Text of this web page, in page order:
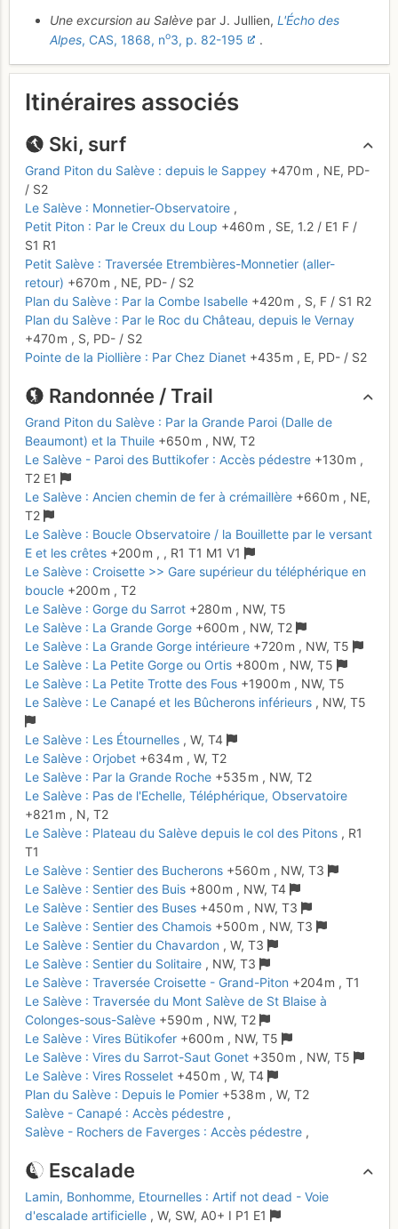
Une excursion au Salève par J. Jullien, L'Écho des
Alpes, CAS, 1868, no3, p. 82-195 .
Itinéraires associés
Ski, surf
Grand Piton du Salève : depuis le Sappey +470 m , NE, PD-
/ S2
Le Salève : Monnetier-Observatoire ,
Petit Piton : Par le Creux du Loup +460 m , SE, 1.2 / E1 F /
S1 R1
Petit Salève : Traversée Etrembières-Monnetier (aller-
retour) +670 m , NE, PD- / S2
Plan du Salève : Par la Combe Isabelle +420 m , S, F / S1 R2
Plan du Salève : Par le Roc du Château, depuis le Vernay
+470 m , S, PD- / S2
Pointe de la Piollière : Par Chez Dianet +435 m , E, PD- / S2
Randonnée / Trail
Grand Piton du Salève : Par la Grande Paroi (Dalle de
Beaumont) et la Thuile +650 m , NW, T2
Le Salève - Paroi des Buttikofer : Accès pédestre +130 m ,
T2 E1
Le Salève : Ancien chemin de fer à crémaillère +660 m , NE,
T2
Le Salève : Boucle Observatoire / la Bouillette par le versant
E et les crêtes +200 m , , R1 T1 M1 V1
Le Salève : Croisette >> Gare supérieur du téléphérique en
boucle +200 m , T2
Le Salève : Gorge du Sarrot +280 m , NW, T5
Le Salève : La Grande Gorge +600 m , NW, T2
Le Salève : La Grande Gorge intérieure +720 m , NW, T5
Le Salève : La Petite Gorge ou Ortis +800 m , NW, T5
Le Salève : La Petite Trotte des Fous +1900 m , NW, T5
Le Salève : Le Canapé et les Bûcherons inférieurs , NW, T5
Le Salève : Les Étournelles , W, T4
Le Salève : Orjobet +634 m , W, T2
Le Salève : Par la Grande Roche +535 m , NW, T2
Le Salève : Pas de l'Echelle, Téléphérique, Observatoire
+821 m , N, T2
Le Salève : Plateau du Salève depuis le col des Pitons , R1
T1
Le Salève : Sentier des Bucherons +560 m , NW, T3
Le Salève : Sentier des Buis +800 m , NW, T4
Le Salève : Sentier des Buses +450 m , NW, T3
Le Salève : Sentier des Chamois +500 m , NW, T3
Le Salève : Sentier du Chavardon , W, T3
Le Salève : Sentier du Solitaire , NW, T3
Le Salève : Traversée Croisette - Grand-Piton +204 m , T1
Le Salève : Traversée du Mont Salève de St Blaise à
Colonges-sous-Salève +590 m , NW, T2
Le Salève : Vires Bütikofer +600 m , NW, T5
Le Salève : Vires du Sarrot-Saut Gonet +350 m , NW, T5
Le Salève : Vires Rosselet +450 m , W, T4
Plan du Salève : Depuis le Pomier +538 m , W, T2
Salève - Canapé : Accès pédestre ,
Salève - Rochers de Faverges : Accès pédestre ,
Escalade
Lamin, Bonhomme, Etournelles : Artif not dead - Voie
d'escalade artificielle , W, SW, A0+ I P1 E1